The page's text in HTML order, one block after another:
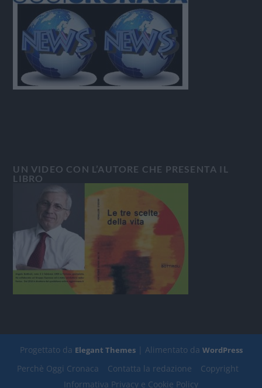
UN VIDEO CON L’AUTORE CHE PRESENTA IL
LIBRO
Progettato da Elegant Themes| Alimentato da WordPress
Perchè Oggi Cronaca Contatta la redazione
Copyright
Informativa Privacy e Cookie Policy